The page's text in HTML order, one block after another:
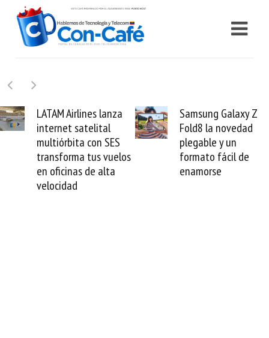
Samsung Galaxy Z
Fold8 la novedad
plegable y un
formato fácil de
enamorse
Cashea levanta 100
millones de dólares
valida el crédito del
venezolano ante el
mundo